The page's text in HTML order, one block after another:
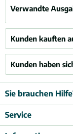
Verwandte
Kunden kauften
Kunden haben
Sie brauchen
Service